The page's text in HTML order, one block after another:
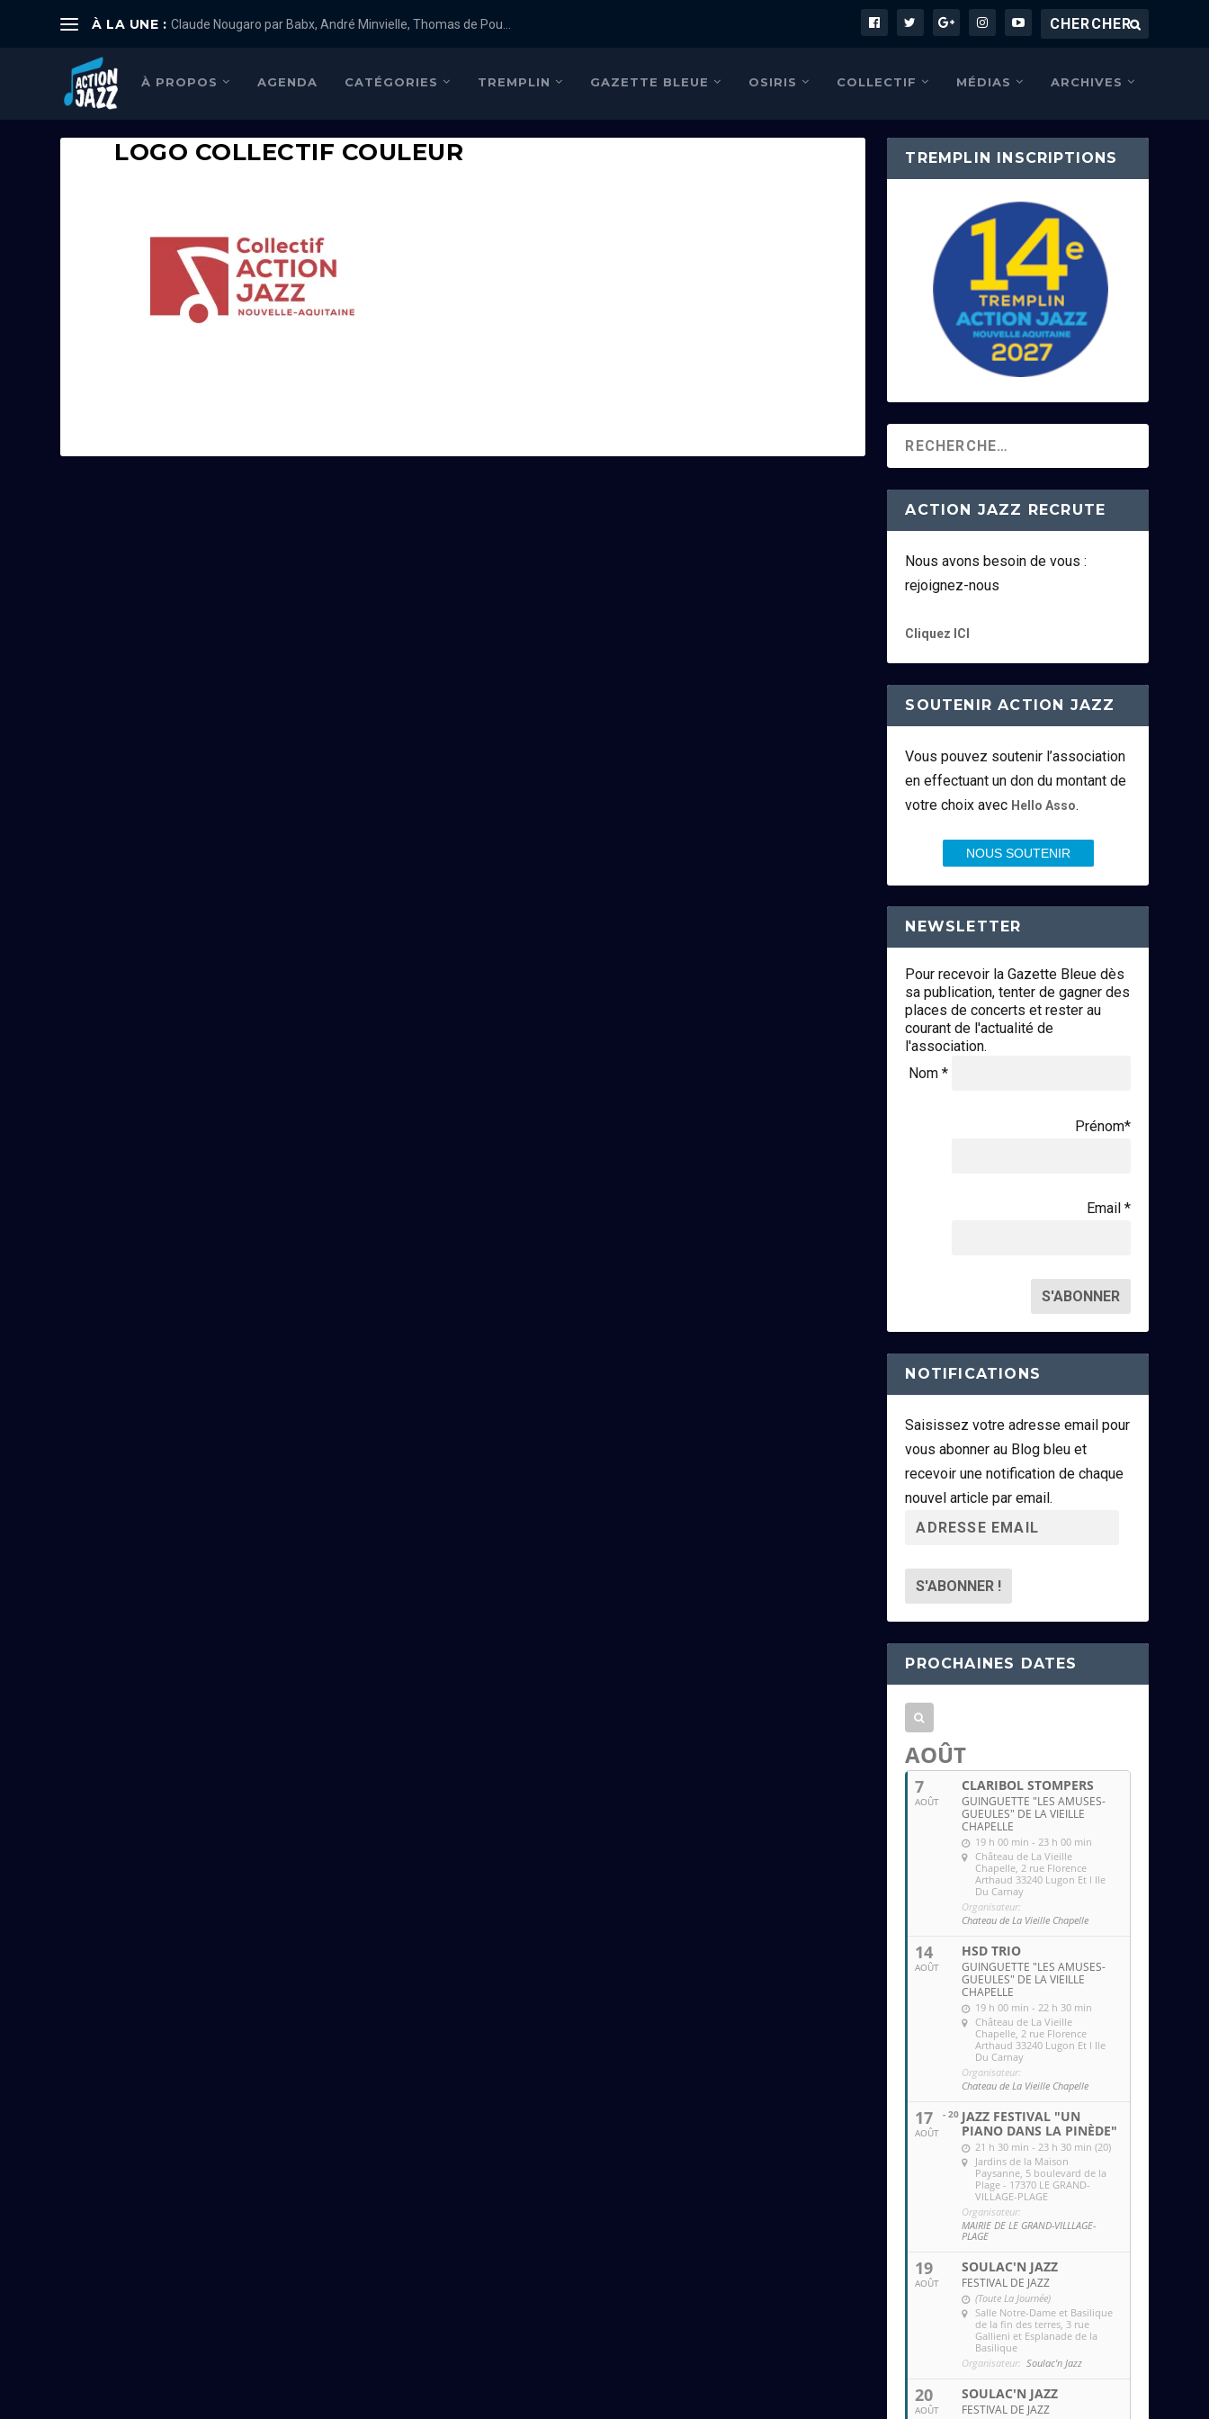
À LA UNE : Claude Nougaro par Babx, André Minvielle, Thomas de Pou...
À PROPOS AGENDA CATÉGORIES TREMPLIN GAZETTE BLEUE OSIRIS COLLECTIF MÉDIAS ARCHIVES
LOGO COLLECTIF COULEUR TREMPLIN INSCRIPTIONS
ACTION JAZZ RECRUTE
Nous avons besoin de vous :
rejoignez-nous
Cliquez ICI
SOUTENIR ACTION JAZZ
Vous pouvez soutenir l’association
en effectuant un don du montant de
votre choix avec Hello Asso.
NOUS SOUTENIR
NEWSLETTER
Pour recevoir la Gazette Bleue dès
sa publication, tenter de gagner des
places de concerts et rester au
courant de l'actualité de
l'association.
Nom *
Prénom*
Email *
NOTIFICATIONS
Saisissez votre adresse email pour
vous abonner au Blog bleu et
recevoir une notification de chaque
nouvel article par email.
r
s
s
e
m
i
PROCHAINES DATES
AOÛT
7
AOÛT
CLARIBOL STOMPERS
GUINGUETTE "LES AMUSES-
GUEULES" DE LA VIEILLE
CHAPELLE
19 h 00 min - 23 h 00 min
Château de La Vieille
Chapelle , 2 rue Florence
Arthaud 33240 Lugon Et l Ile
Du Carnay
Organisateur:
Chateau de La Vieille Chapelle
14
AOÛT
HSD TRIO
GUINGUETTE "LES AMUSES-
GUEULES" DE LA VIEILLE
CHAPELLE
19 h 00 min - 22 h 30 min
Château de La Vieille
Chapelle , 2 rue Florence
Arthaud 33240 Lugon Et l Ile
Du Carnay
Organisateur:
Chateau de La Vieille Chapelle
17
AOÛT
- 20 JAZZ FESTIVAL "UN
PIANO DANS LA PINÈDE"
21 h 30 min - 23 h 30 min (20)
Jardins de la Maison
Paysanne , 5 boulevard de la
Plage - 17370 LE GRAND-
VILLAGE-PLAGE
Organisateur:
MAIRIE DE LE GRAND-VILLLAGE-
PLAGE
19
AOÛT
SOULAC'N JAZZ
FESTIVAL DE JAZZ
(Toute La Journée)
Salle Notre-Dame et Basilique
de la fin des terres , 3 rue
Gallieni et Esplanade de la
Basilique
Organisateur: Soulac'n Jazz
20
AOÛT
SOULAC'N JAZZ
FESTIVAL DE JAZZ